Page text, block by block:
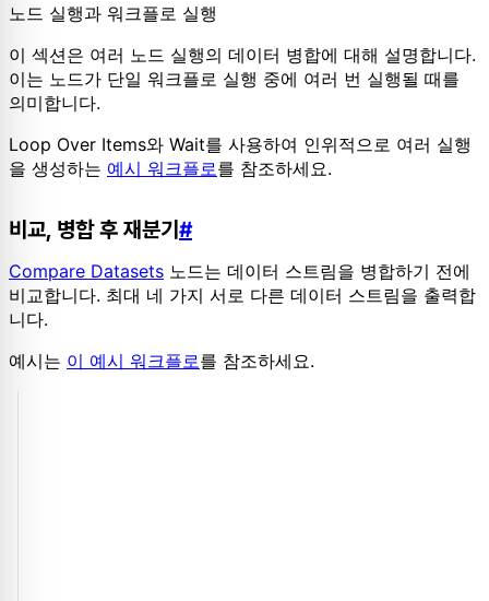
노드 실행과 워크플로 실행
이 섹션은 여러 노드 실행의 데이터 병합에 대해 설명합니다.
이는 노드가 단일 워크플로 실행 중에 여러 번 실행될 때를
의미합니다.
Loop Over Items와 Wait를 사용하여 인위적으로 여러 실행
을 생성하는 예시 워크플로를 참조하세요.
비교, 병합 후 재분기 #
Compare Datasets 노드는 데이터 스트림을 병합하기 전에
비교합니다. 최대 네 가지 서로 다른 데이터 스트림을 출력합
니다.
예시는 이 예시 워크플로를 참조하세요.